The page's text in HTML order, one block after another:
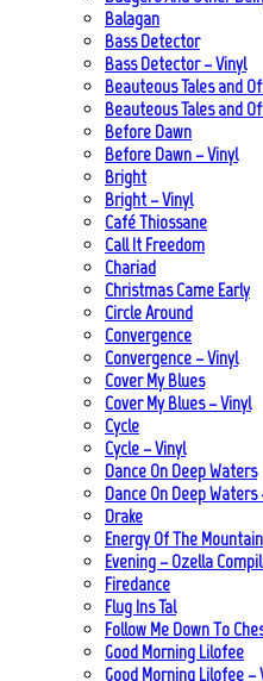
Balagan
Bass Detector
Bass Detector – Vinyl
Beauteous Tales and
Beauteous Tales and
Before Dawn
Before Dawn – Vinyl
Bright
Bright – Vinyl
Café Thiossane
Call It Freedom
Chariad
Christmas Came Early
Circle Around
Convergence
Convergence – Vinyl
Cover My Blues
Cover My Blues – Vinyl
Cycle
Cycle – Vinyl
Dance On Deep Waters
Dance On Deep Waters
Drake
Energy Of The
Evening – Ozella
Firedance
Flug Ins Tal
Follow Me Down To
Good Morning Lilofee
Good Morning Lilofee –